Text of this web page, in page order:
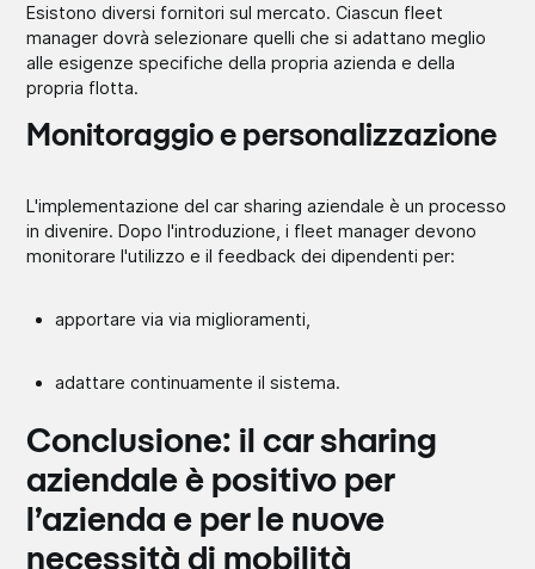
Esistono diversi fornitori sul mercato. Ciascun fleet
manager dovrà selezionare quelli che si adattano meglio
alle esigenze specifiche della propria azienda e della
propria flotta.
Monitoraggio e personalizzazione
L'implementazione del car sharing aziendale è un processo
in divenire. Dopo l'introduzione, i fleet manager devono
monitorare l'utilizzo e il feedback dei dipendenti per:
apportare via via miglioramenti,
adattare continuamente il sistema.
Conclusione: il car sharing
aziendale è positivo per
l’azienda e per le nuove
necessità di mobilità